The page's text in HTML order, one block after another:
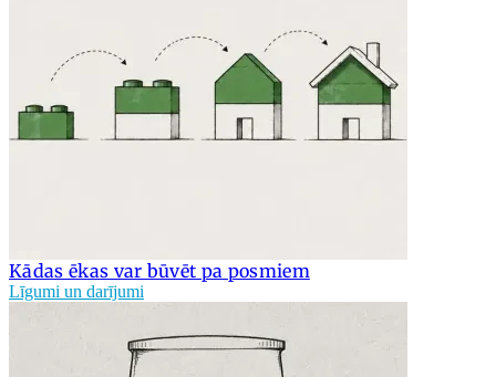
Kādas ēkas var būvēt pa posmiem
Līgumi un darījumi